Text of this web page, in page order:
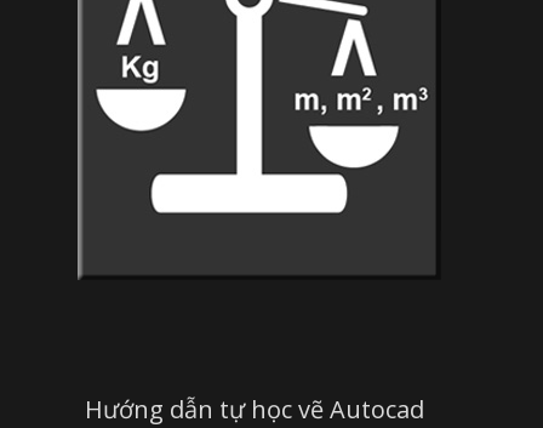
Hướng dẫn tự học vẽ Autocad